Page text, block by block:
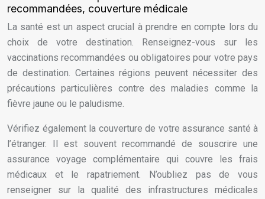
recommandées, couverture médicale
La santé est un aspect crucial à prendre en compte lors du
choix de votre destination. Renseignez-vous sur les
vaccinations recommandées ou obligatoires pour votre pays
de destination. Certaines régions peuvent nécessiter des
précautions particulières contre des maladies comme la
fièvre jaune ou le paludisme.
Vérifiez également la couverture de votre assurance santé à
l’étranger. Il est souvent recommandé de souscrire une
assurance voyage complémentaire qui couvre les frais
médicaux et le rapatriement. N’oubliez pas de vous
renseigner sur la qualité des infrastructures médicales